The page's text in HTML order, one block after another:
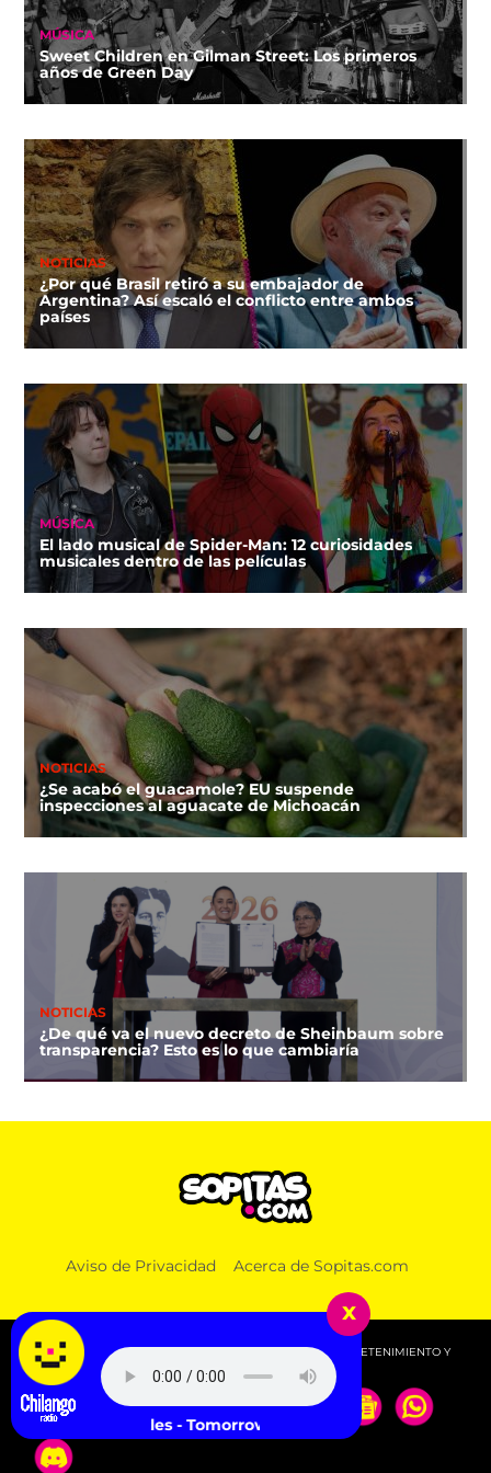
MÚSICA
Sweet Children en Gilman Street: Los primeros
años de Green Day
NOTICIAS
¿Por qué Brasil retiró a su embajador de
Argentina? Así escaló el conflicto entre ambos
países
MÚSICA
El lado musical de Spider-Man: 12 curiosidades
musicales dentro de las películas
NOTICIAS
¿Se acabó el guacamole? EU suspende
inspecciones al aguacate de Michoacán
NOTICIAS
¿De qué va el nuevo decreto de Sheinbaum sobre
transparencia? Esto es lo que cambiaría
Aviso de Privacidad Acerca de Sopitas.com
© 2026 SOPITAS.COM - MÚSICA, NOTICIAS, DEPORTES, ENTRETENIMIENTO Y
MÁS!.
x
The Beatles - Tomorrow Never Knows